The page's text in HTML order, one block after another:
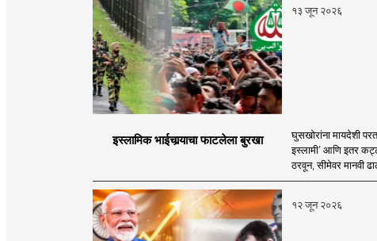
१३ जून २०२६
इस्लामिक भाईचार्‍याचा फाटलेला बुरखा
घुसखोरांना मायदेशी
इस्लामी’ आणि इतर
ठरवून, सीमेवर मानवी
१२ जून २०२६